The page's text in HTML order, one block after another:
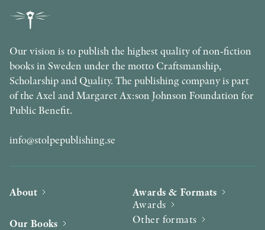
Our vision is to publish the highest quality of non-fiction
books in Sweden under the motto Craftsmanship,
Scholarship and Quality. The publishing company is part
of the Axel and Margaret Ax:son Johnson Foundation for
Public Benefit.
info@stolpepublishing.se
About
Our Books
Awards & Formats
Awards
Other formats